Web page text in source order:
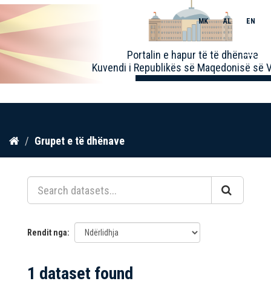
Kalo
përmbajtja
Portalin e hapur të të dhënave
Kuvendi i Republikës së Maqedonisë së
MK AL EN
Toggle
Grupet e të dhënave
Rendit nga
1 dataset found